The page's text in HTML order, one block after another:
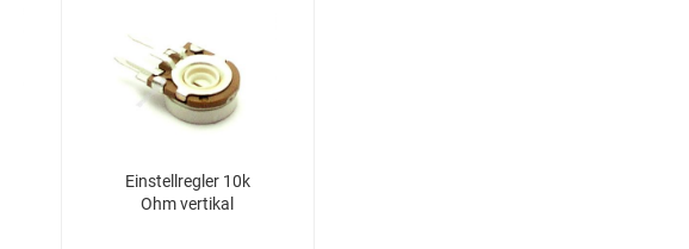
Einstellregler 10k
Ohm vertikal